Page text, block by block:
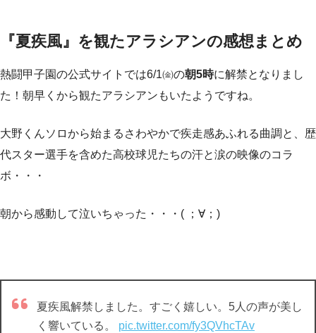
『夏疾風』を観たアラシアンの感想まとめ
熱闘甲子園の公式サイトでは6/1㈮の朝5時に解禁となりまし
た！朝早くから観たアラシアンもいたようですね。
大野くんソロから始まるさわやかで疾走感あふれる曲調と、歴
代スター選手を含めた高校球児たちの汗と涙の映像のコラ
ボ・・・
朝から感動して泣いちゃった・・・( ；∀；)
夏疾風解禁しました。すごく嬉しい。5人の声が美し
く響いている。 pic.twitter.com/fy3QVhcTAv